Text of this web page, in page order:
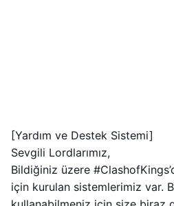
[Yardım ve Destek Sistemi]
Sevgili Lordlarımız,
Bildiğiniz üzere
için kurulan sistemlerimiz var.